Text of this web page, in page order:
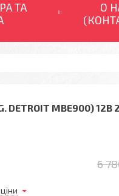
ТА
О
DETROIT MBE900) 12В
6